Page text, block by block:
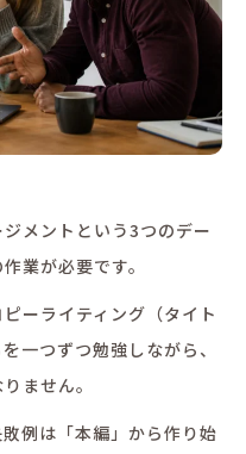
メントという3つのデー
業が必要です。
ーライティング（タイト
一つずつ勉強しながら、
ません。
例は「本編」から作り始